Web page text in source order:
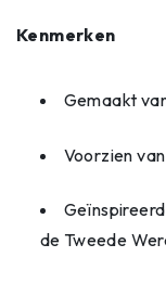
Kenmerken
Gemaakt
Voorzien
de Tweede